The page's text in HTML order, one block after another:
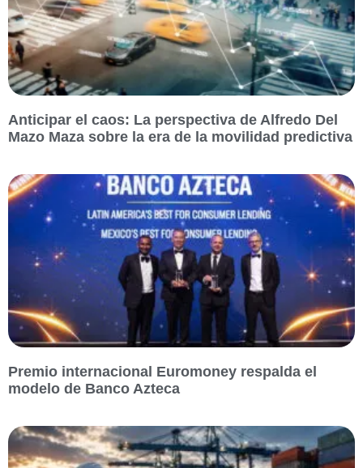
Anticipar el caos: La perspectiva de Alfredo Del
Mazo Maza sobre la era de la movilidad predictiva
Premio internacional Euromoney respalda el
modelo de Banco Azteca